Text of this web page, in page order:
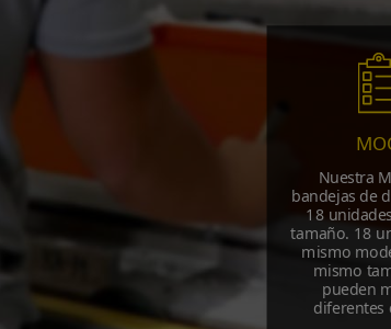
Nuestra
bandejas de
18
tamaño. 18
mismo
mismo
pueden
diferentes